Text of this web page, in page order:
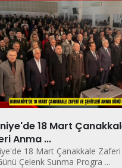
18 Mart
Anma ...
18 Mart Çanakkale
Çelenk Sunma Progra ...